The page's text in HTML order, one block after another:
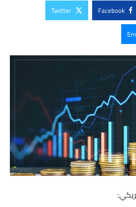
Facebook
Twitter